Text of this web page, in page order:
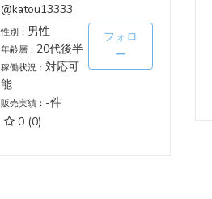
@katou13333
性別： 男性
年齢層： 20代後半
稼働状況：対応可
能
販売実績： -件
0 (0)
フォロ
ー